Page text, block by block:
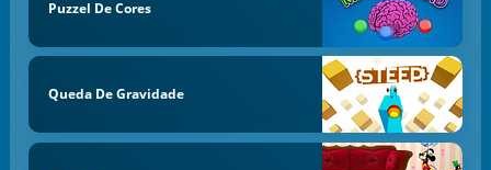
Puzzel De Cores
Queda De Gravidade